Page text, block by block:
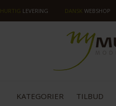
HURTIG LEVERING DANSK WEBSHOP
KATEGORIER TILBUD